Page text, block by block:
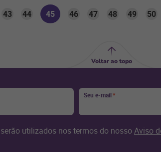
43 44 45 46 47 48 49 50
Voltar ao topo
Seu e-mail*
utilizados nos termos do nossoAviso